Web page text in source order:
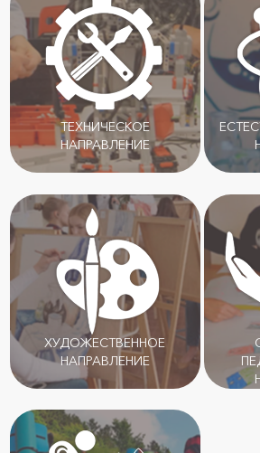
ТЕХНИЧЕСКОЕ
НАПРАВЛЕНИЕ
ХУДОЖЕСТВЕННОЕ
НАПРАВЛЕНИЕ